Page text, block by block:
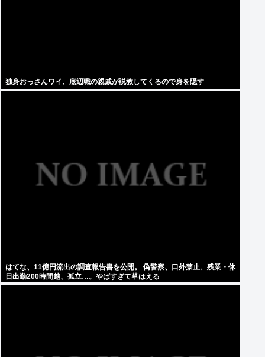
独身おっさんワイ、底辺職の親戚が説教してくるので身を隠す
はてな、11億円流出の調査報告書を公開。 偽警察、口外禁止、残業・休
日出勤200時間越、孤立…。やばすぎて草はえる